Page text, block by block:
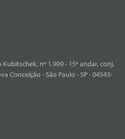
nº 1.909 - 15º andar, conj.
Conceição - São Paulo - SP - 04543-